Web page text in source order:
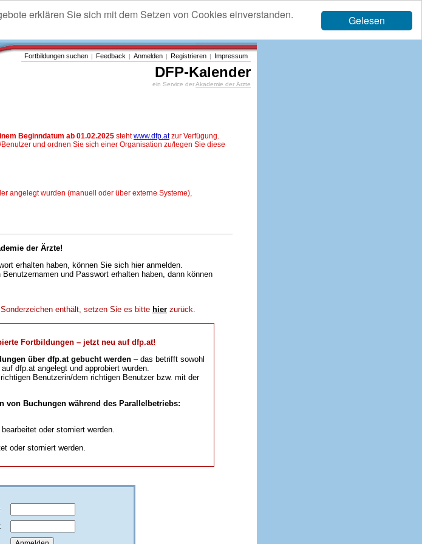
Gelesen
erklären Sie sich mit dem Setzen von Cookies einverstanden.
Fortbildungen suchen | Feedback | Anmelden | Registrieren | Impressum
DFP-Kalender
ein Service derAkademie der Ärzte
Beginndatum ab 01.02.2025 stehtwww.dfp.atzur Verfügung.
und ordnen Sie sich einer Organisation zu/legen Sie diese
angelegt wurden (manuell oder über externe Systeme),
der Ärzte!
erhalten haben, können Sie sich hier anmelden.
und Passwort erhalten haben, dann können
enthält, setzen Sie es bitte hier zurück.
Fortbildungen – jetzt neu auf dfp.at!
über dfp.at gebucht werden – das betrifft sowohl
dfp.at angelegt und approbiert wurden.
Benutzerin/dem richtigen Benutzer bzw. mit der
von Buchungen während des Parallelbetriebs:
bearbeitet oder storniert werden.
oder storniert werden.